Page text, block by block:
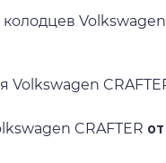
Volkswagen
Volkswagen
CRAFTER